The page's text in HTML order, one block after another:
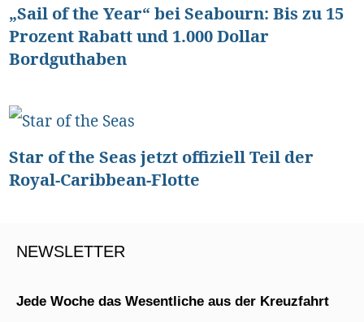
„Sail of the Year“ bei Seabourn: Bis zu 15
Prozent Rabatt und 1.000 Dollar
Bordguthaben
Star of the Seas jetzt offiziell Teil der
Royal-Caribbean-Flotte
NEWSLETTER
Jede Woche das Wesentliche aus der Kreuzfahrt